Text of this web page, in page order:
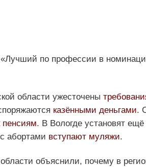
«Лучший по профессии в
области ужесточены
казёнными деньгами.
пенсиям. В Вологде установят ещё
абортами вступают муляжи.
объяснили, почему в